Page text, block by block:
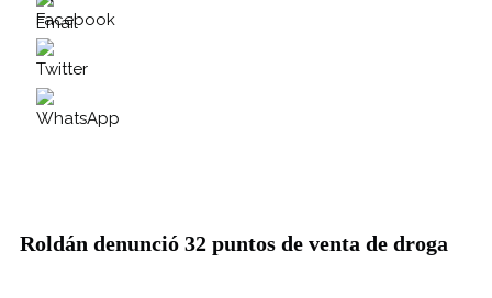
Roldán denunció 32 puntos de venta de droga